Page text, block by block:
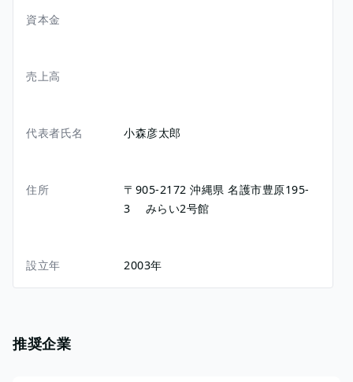
資本金
売上高
代表者氏名 小森彦太郎
住所 〒905-2172沖縄県名護市豊原195-
3 みらい2号館
設立年 2003年
推奨企業